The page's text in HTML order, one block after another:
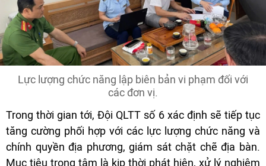
Lực lượng chức năng lập biên bản vi phạm đối với
các đơn vị.
Trong thời gian tới, Đội QLTT số 6 xác định sẽ tiếp tục
tăng cường phối hợp với các lực lượng chức năng và
chính quyền địa phương, giám sát chặt chẽ địa bàn.
Mục tiêu trọng tâm là kịp thời phát hiện, xử lý nghiêm